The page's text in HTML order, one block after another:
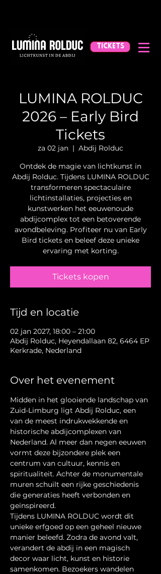
TICKETS
LUMINA ROLDUC
2026 – Early Bird
Tickets
za 02 jan
  |
Abdij Rolduc
Ontdek de magie van lichtkunst in
Abdij Rolduc. Tijdens LUMINA ROLDUC
transformeren spectaculaire
lichtinstallaties, projecties en
kunstwerken het eeuwenoude
abdijcomplex tot een betoverende
avondbeleving. Profiteer nu van Early
Bird tickets en beleef deze unieke
ervaring met korting.
Tickets kopen
Tijd en locatie
02 jan 2027, 18:00 – 21:00
Abdij Rolduc, Heyendallaan 82, 6464 EP
Kerkrade, Nederland
Over het evenement
Midden in het glooiende landschap van
Zuid-Limburg ligt Abdij Rolduc, een
van de meest indrukwekkende en
historische abdijcomplexen van
Nederland. Al meer dan negen eeuwen
vormt deze bijzondere plek een
centrum van cultuur, kennis en
spiritualiteit. Achter de monumentale
muren schuilt een rijke geschiedenis
die generaties heeft verbonden en
geïnspireerd.
Tijdens LUMINA ROLDUC wordt dit
unieke erfgoed op een geheel nieuwe
manier beleefd. Zodra de avond valt,
verandert de abdij in een magisch
decor waar licht, kunst en historie
samenkomen. Bezoekers wandelen